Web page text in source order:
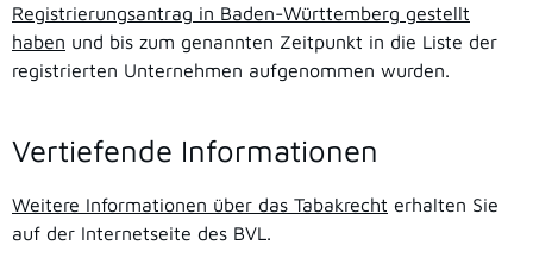
Registrierungsantrag in Baden-Württemberg gestellt
haben und bis zum genannten Zeitpunkt in die Liste der
registrierten Unternehmen aufgenommen wurden.
Vertiefende Informationen
Weitere Informationen über das Tabakrecht erhalten Sie
auf der Internetseite des BVL.